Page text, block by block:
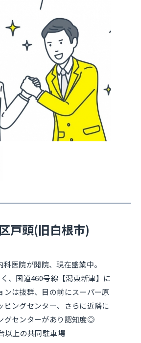
戸頭(旧白根市)
科医院が開院、現在盛業中。
、国道460号線【潟東新津】に
ンは抜群、目の前にスーパー原
ピングセンター、さらに近隣に
グセンターがあり認知度◎
以上の共同駐車場